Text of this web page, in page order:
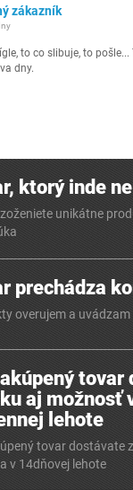
zákazník
to co slibuje, to pošle...
dny.
ktorý inde
unikátne
prechádza
overujem a
tovar
aj možnosť
lehote
tovar dostávate
v 14dňovej lehote